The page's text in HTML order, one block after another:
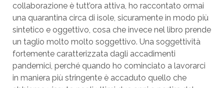
collaborazione è tutt’ora attiva, ho raccontato ormai
una quarantina circa di isole, sicuramente in modo più
sintetico e oggettivo, cosa che invece nel libro prende
un taglio molto molto soggettivo. Una soggettività
fortemente caratterizzata dagli accadimenti
pandemici, perché quando ho cominciato a lavorarci
in maniera più stringente è accaduto quello che